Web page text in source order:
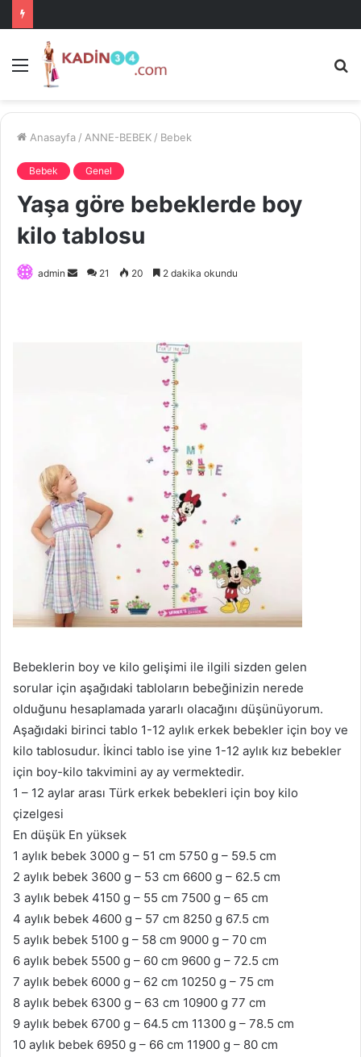
Menü
Anasayfa / ANNE-BEBEK / Bebek
Bebek Genel
Yaşa göre bebeklerde boy
kilo tablosu
admin
Bir
21 20 2 dakika okundu
Bebeklerin boy ve kilo gelişimi ile ilgili sizden gelen
sorular için aşağıdaki tabloların bebeğinizin nerede
olduğunu hesaplamada yararlı olacağını düşünüyorum.
Aşağıdaki birinci tablo 1-12 aylık erkek bebekler için boy ve
kilo tablosudur. İkinci tablo ise yine 1-12 aylık kız bebekler
için boy-kilo takvimini ay ay vermektedir.
1 – 12 aylar arası Türk erkek bebekleri için boy kilo
çizelgesi
En düşük En yüksek
1 aylık bebek 3000 g – 51 cm 5750 g – 59.5 cm
2 aylık bebek 3600 g – 53 cm 6600 g – 62.5 cm
3 aylık bebek 4150 g – 55 cm 7500 g – 65 cm
4 aylık bebek 4600 g – 57 cm 8250 g 67.5 cm
5 aylık bebek 5100 g – 58 cm 9000 g – 70 cm
6 aylık bebek 5500 g – 60 cm 9600 g – 72.5 cm
7 aylık bebek 6000 g – 62 cm 10250 g – 75 cm
8 aylık bebek 6300 g – 63 cm 10900 g 77 cm
9 aylık bebek 6700 g – 64.5 cm 11300 g – 78.5 cm
10 aylık bebek 6950 g – 66 cm 11900 g – 80 cm